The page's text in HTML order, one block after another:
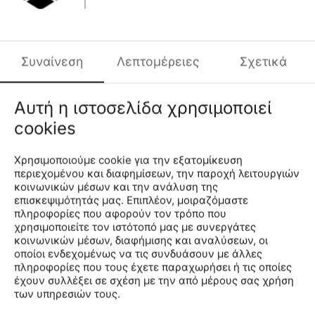
Arena Bywayx R Ανδρικό
CODE:
006442-780
Μέγεθος
Χαμηλότερη Τιμή
CODE:
006442-688
Συναίνεση Λεπτομέρειες Σχετικά
Αυτή η ιστοσελίδα χρησιμοποιεί
cookies
Χρησιμοποιούμε cookie για την εξατομίκευση
περιεχομένου και διαφημίσεων, την παροχή λειτουργιών
κοινωνικών μέσων και την ανάλυση της
επισκεψιμότητάς μας. Επιπλέον, μοιραζόμαστε
πληροφορίες που αφορούν τον τρόπο που
χρησιμοποιείτε τον ιστότοπό μας με συνεργάτες
κοινωνικών μέσων, διαφήμισης και αναλύσεων, οι
οποίοι ενδεχομένως να τις συνδυάσουν με άλλες
πληροφορίες που τους έχετε παραχωρήσει ή τις οποίες
έχουν συλλέξει σε σχέση με την από μέρους σας χρήση
των υπηρεσιών τους.